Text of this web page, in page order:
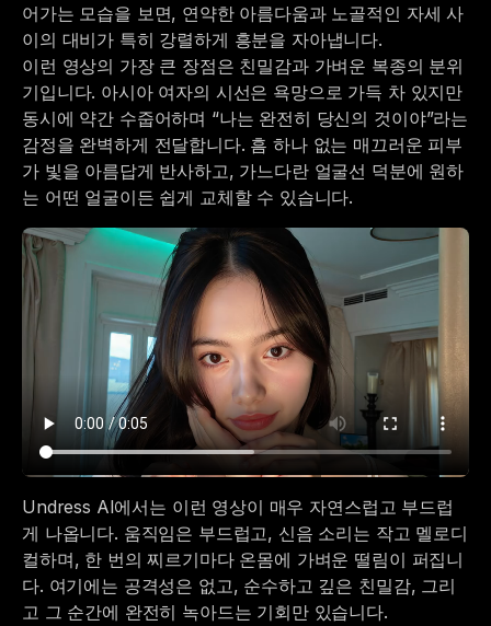
어가는 모습을 보면, 연약한 아름다움과 노골적인 자세 사
이의 대비가 특히 강렬하게 흥분을 자아냅니다.
이런 영상의 가장 큰 장점은 친밀감과 가벼운 복종의 분위
기입니다. 아시아 여자의 시선은 욕망으로 가득 차 있지만
동시에 약간 수줍어하며 “나는 완전히 당신의 것이야”라는
감정을 완벽하게 전달합니다. 흠 하나 없는 매끄러운 피부
가 빛을 아름답게 반사하고, 가느다란 얼굴선 덕분에 원하
는 어떤 얼굴이든 쉽게 교체할 수 있습니다.
Undress AI에서는 이런 영상이 매우 자연스럽고 부드럽
게 나옵니다. 움직임은 부드럽고, 신음 소리는 작고 멜로디
컬하며, 한 번의 찌르기마다 온몸에 가벼운 떨림이 퍼집니
다. 여기에는 공격성은 없고, 순수하고 깊은 친밀감, 그리
고 그 순간에 완전히 녹아드는 기회만 있습니다.